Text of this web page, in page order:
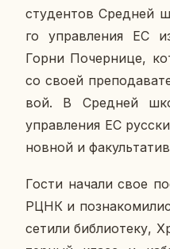
сту­ден­тов Сред­ней
го управ­ле­ния ЕС
Горни По­чер­ни­це,
со своей
вой. В Сред­ней
управ­ле­ния ЕС
нов­ной и
Гости начали свое
РЦНК и
се­ти­ли биб­лио­те­ку,